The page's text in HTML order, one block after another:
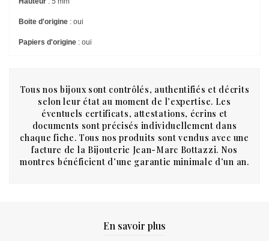
Boite d'origine : oui
Papiers d'origine : oui
Tous nos bijoux sont contrôlés, authentifiés et décrits
selon leur état au moment de l’expertise. Les
éventuels certificats, attestations, écrins et
documents sont précisés individuellement dans
chaque fiche. Tous nos produits sont vendus avec une
facture de la Bijouterie Jean-Marc Bottazzi. Nos
montres bénéficient d’une garantie minimale d’un an.
En savoir plus